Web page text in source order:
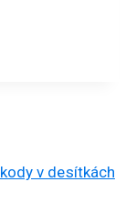
v desítkách